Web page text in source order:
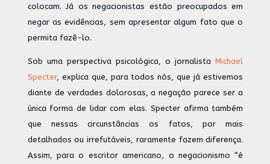
colocam. Já os negacionistas estão preocupados em
negar as evidências, sem apresentar algum fato que o
permita fazê-lo.
Sob uma perspectiva psicológica, o jornalistaMichael
Specter, explica que, para todos nós, que já estivemos
diante de verdades dolorosas, a negação parece ser a
única forma de lidar com elas. Specter afirma também
que nessas circunstâncias os fatos, por mais
detalhados ou irrefutáveis, raramente fazem diferença.
Assim, para o escritor americano, o negacionismo “é